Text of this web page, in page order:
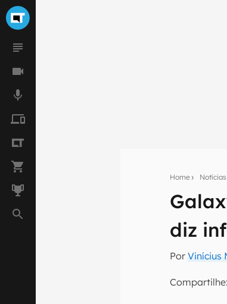
Home Notícias
diz
PorVinícius
Compartilhe: